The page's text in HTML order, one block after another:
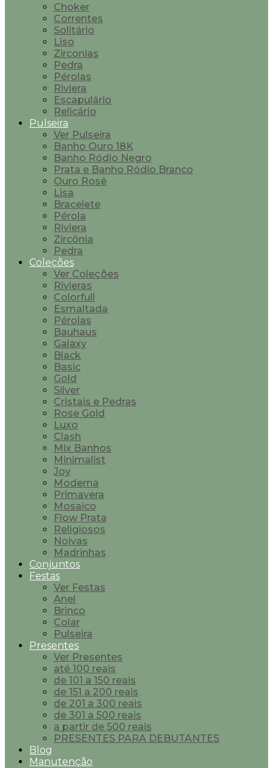
Choker
Correntes
Solitário
Liso
Zirconias
Pedra
Pérolas
Riviera
Escapulário
Relicário
Pulseira
Ver Pulseira
Banho Ouro 18K
Banho Ródio Negro
Prata e Banho Ródio Branco
Ouro Rosê
Lisa
Bracelete
Pérola
Riviera
Zircônia
Pedra
Coleções
Ver Coleções
Rivieras
Colorfull
Esmaltada
Pérolas
Bauhaus
Galaxy
Black
Basic
Gold
Silver
Cristais e Pedras
Rose Gold
Luxo
Clash
Mix Banhos
Minimalist
Joy
Moderna
Primavera
Mosaico
Flow Prata
Religiosos
Noivas
Madrinhas
Conjuntos
Festas
Ver Festas
Anel
Brinco
Colar
Pulseira
Presentes
Ver Presentes
até 100 reais
de 101 a 150 reais
de 151 a 200 reais
de 201 a 300 reais
de 301 a 500 reais
a partir de 500 reais
PRESENTES PARA DEBUTANTES
Blog
Manutenção